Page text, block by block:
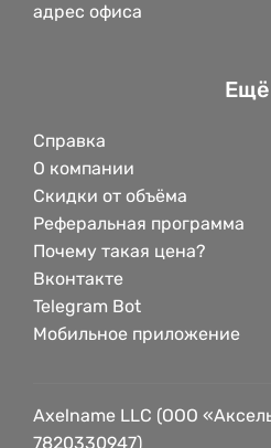
адрес офиса
Ещё
Справка
О компании
Скидки от объёма
Реферальная программа
Почему такая цена?
Вконтакте
Telegram Bot
Мобильное приложение
Axelname LLC (ООО
7820330947)